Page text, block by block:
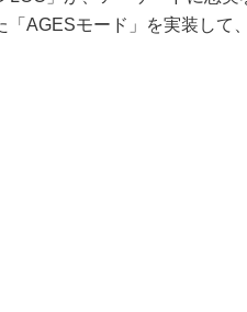
「AGESモード」を実装して